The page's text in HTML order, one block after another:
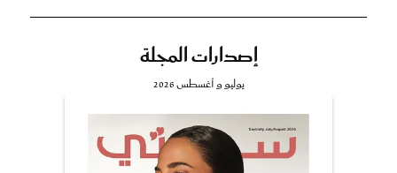
إصدارات المجلة
يوليو و أغسطس 2026